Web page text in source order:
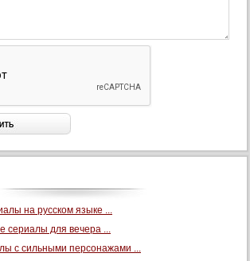
на русском языке ...
сериалы для вечера ...
с сильными персонажами ...